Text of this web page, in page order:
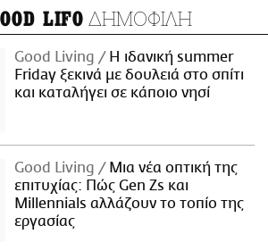
LIFO ΔΗΜΟΦΙΛΗ
Good Living
Η ιδανική summer
Friday ξεκινά με δουλειά στο σπίτι
και καταλήγει σε κάποιο νησί
Good Living
Μια νέα οπτική της
επιτυχίας: Πώς Gen Zs και
Millennials αλλάζουν το τοπίο της
εργασίας